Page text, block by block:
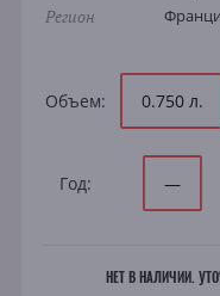
Регион
Объем: 0.750 л.
Год: —
НЕТ В НАЛИЧИИ.